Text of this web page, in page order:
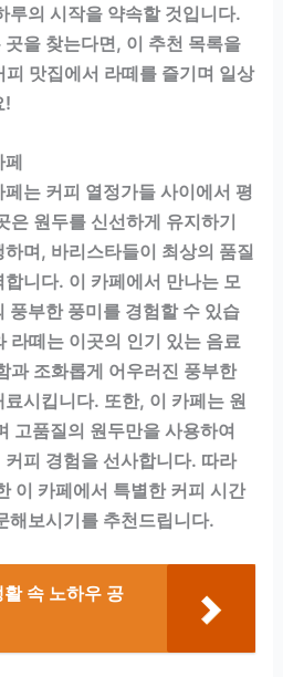
루의 시작을 약속할 것입니다.
을 찾는다면, 이 추천 목록을
맛집에서 라떼를 즐기며 일상
!
는 커피 열정가들 사이에서 평
은 원두를 신선하게 유지하기
며, 바리스타들이 최상의 품질
니다. 이 카페에서 만나는 모
풍부한 풍미를 경험할 수 있습
라떼는 이곳의 인기 있는 음료
과 조화롭게 어우러진 풍부한
시킵니다. 또한, 이 카페는 원
고품질의 원두만을 사용하여
피 경험을 선사합니다. 따라
이 카페에서 특별한 커피 시간
해보시기를 추천드립니다.
속 노하우 공